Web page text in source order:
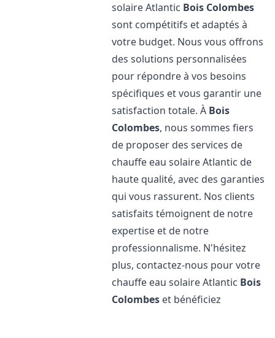
solaire Atlantic Bois Colombes
sont compétitifs et adaptés à
votre budget. Nous vous offrons
des solutions personnalisées
pour répondre à vos besoins
spécifiques et vous garantir une
satisfaction totale. À Bois
Colombes, nous sommes fiers
de proposer des services de
chauffe eau solaire Atlantic de
haute qualité, avec des garanties
qui vous rassurent. Nos clients
satisfaits témoignent de notre
expertise et de notre
professionnalisme. N'hésitez
plus, contactez-nous pour votre
chauffe eau solaire Atlantic Bois
Colombes et bénéficiez